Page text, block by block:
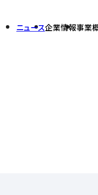
ニュース企業情報事業
よく